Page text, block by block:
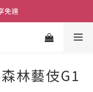
免運
林藝伎G1